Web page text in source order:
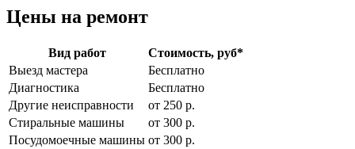
Цены на ремонт
Вид работ Стоимость, руб*
Выезд мастера
Бесплатно
Диагностика
Бесплатно
Другие неисправности
от 250 р.
Стиральные машины
от 300 р.
Посудомоечные машины от 300 р.